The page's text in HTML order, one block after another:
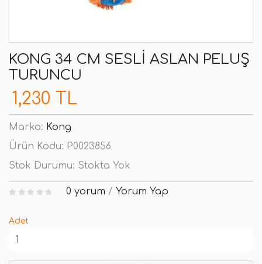
KONG 34 CM SESLI ASLAN PELUŞ
TURUNCU
1,230 TL
Marka: Kong
Ürün Kodu: P0023856
Stok Durumu: Stokta Yok
0 yorum / Yorum Yap
Adet